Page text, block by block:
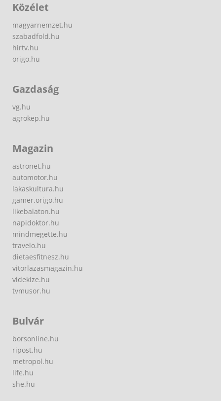
Közélet
magyarnemzet.hu
szabadfold.hu
hirtv.hu
origo.hu
Gazdaság
vg.hu
agrokep.hu
Magazin
astronet.hu
automotor.hu
lakaskultura.hu
gamer.origo.hu
likebalaton.hu
napidoktor.hu
mindmegette.hu
travelo.hu
dietaesfitnesz.hu
vitorlazasmagazin.hu
videkize.hu
tvmusor.hu
Bulvár
borsonline.hu
ripost.hu
metropol.hu
life.hu
she.hu